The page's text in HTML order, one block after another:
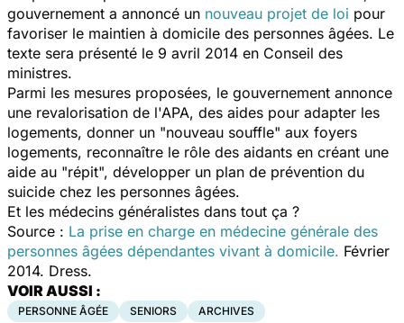
gouvernement a annoncé un nouveau projet de loi pour
favoriser le maintien à domicile des personnes âgées. Le
texte sera présenté le 9 avril 2014 en Conseil des
ministres.
Parmi les mesures proposées, le gouvernement annonce
une revalorisation de l'APA, des aides pour adapter les
logements, donner un "nouveau souffle" aux foyers
logements, reconnaître le rôle des aidants en créant une
aide au "répit", développer un plan de prévention du
suicide chez les personnes âgées.
Et les médecins généralistes dans tout ça ?
Source : La prise en charge en médecine générale des
personnes âgées dépendantes vivant à domicile. Février
2014. Dress.
VOIR AUSSI :
PERSONNE ÂGÉE SENIORS ARCHIVES